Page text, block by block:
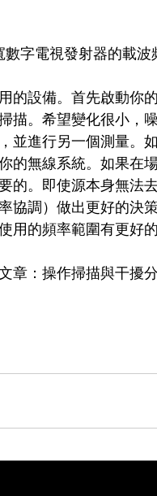
數字電視發射器的載波
設備。首先啟動你
描。希望變化很小，
並進行另一個測量。
的無線系統。如果在
的。即使源本身無法
協調）做出更好的決
的頻率範圍有更好的
章：操作掃描與干擾